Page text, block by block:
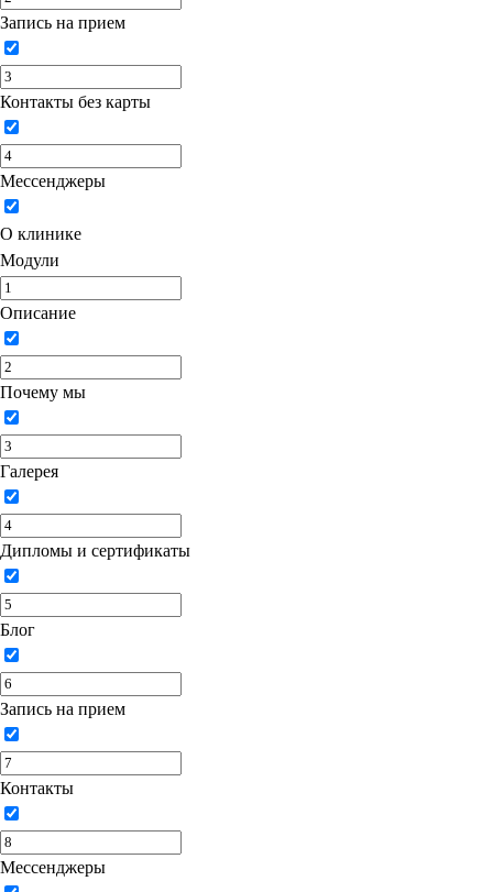
Запись на прием
Контакты без карты
Мессенджеры
О клинике
Модули
Описание
Почему мы
Галерея
Дипломы и сертификаты
Блог
Запись на прием
Контакты
Мессенджеры